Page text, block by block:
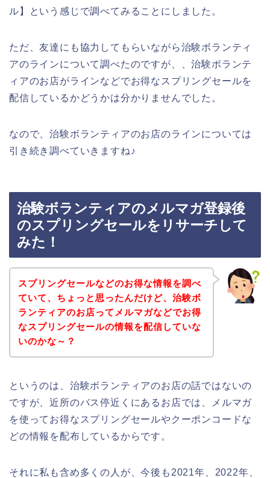
ル】という感じで調べてみることにしました。
ただ、友達にも協力してもらいながら治験ボランティ
アのラインについて調べたのですが、、治験ボランテ
ィアのお店がラインなどでお得なスプリングセールを
配信しているかどうかは分かりませんでした。
なので、治験ボランティアのお店のラインについては
引き続き調べていきますね♪
治験ボランティアのメルマガ登録後
のスプリングセールをリサーチして
みた！
スプリングセールなどのお得な情報を調べ
ていて、ちょっと思ったんだけど、治験ボ
ランティアのお店ってメルマガなどでお得
なスプリングセールの情報を配信していな
いのかな～？
というのは、治験ボランティアのお店の話ではないの
ですが、近所のバス停近くにあるお店では、メルマガ
を使ってお得なスプリングセールやクーポンコードな
どの情報を配布しているからです。
それに私も含め多くの人が、今後も2021年、2022年、